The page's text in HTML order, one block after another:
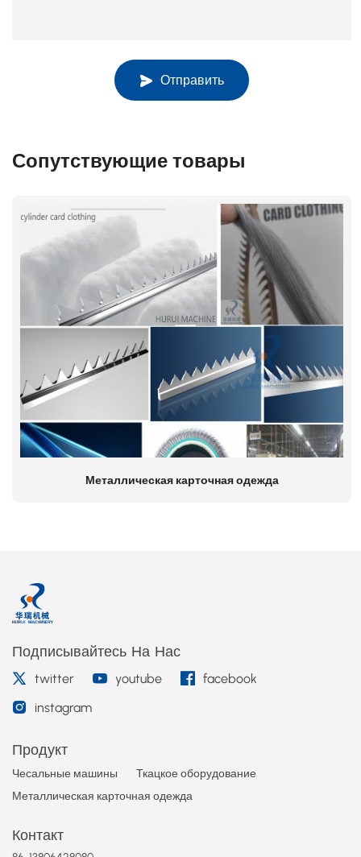
Отправить
Сопутствующие товары
Металлическая карточная одежда
Подписывайтесь На Нас
twitter youtube
facebook
instagram
Продукт
Чесальные машины
Ткацкое оборудование
Металлическая карточная одежда
Контакт